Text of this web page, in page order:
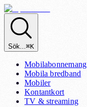
Sök...⌘K
Mobilabonnemang
Mobila bredband
Mobiler
Kontantkort
TV & streaming